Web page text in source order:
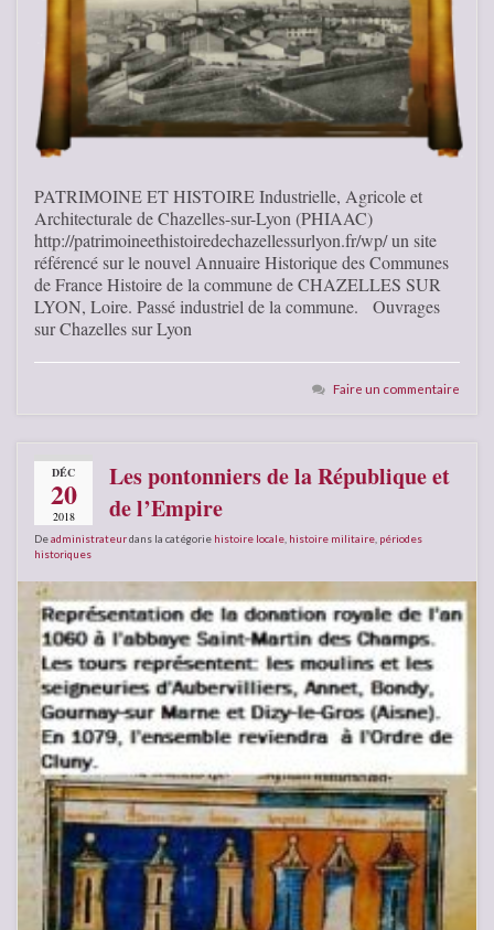
PATRIMOINE ET HISTOIRE Industrielle, Agricole et
Architecturale de Chazelles-sur-Lyon (PHIAAC)
http://patrimoineethistoiredechazellessurlyon.fr/wp/ un site
référencé sur le nouvel Annuaire Historique des Communes
de France Histoire de la commune de CHAZELLES SUR
LYON, Loire. Passé industriel de la commune. Ouvrages
sur Chazelles sur Lyon
Faire un commentaire
DÉC
20
2018
Les pontonniers de la République et
de l’Empire
Deadministrateurdans la catégorie histoire locale histoire militaire périodes
historiques